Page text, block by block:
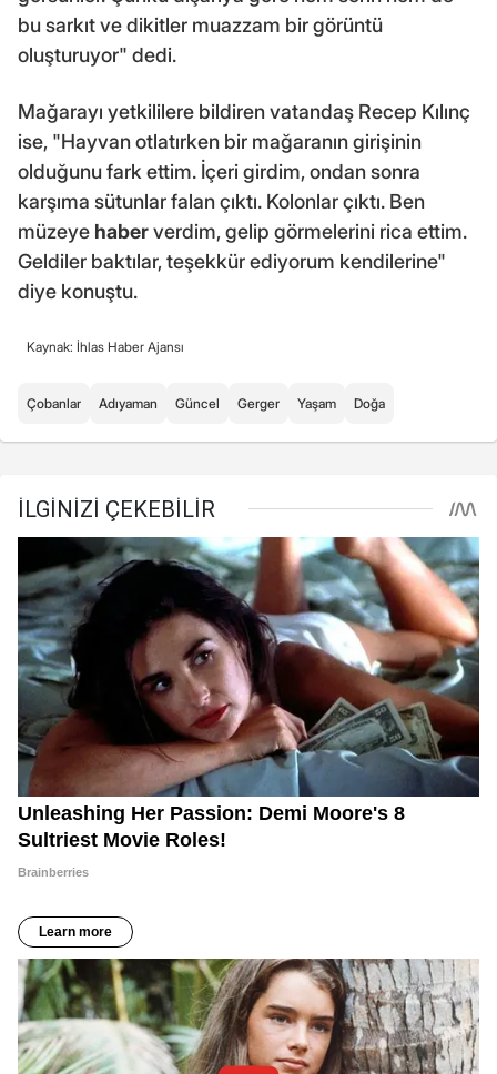
bu sarkıt ve dikitler muazzam bir görüntü
oluşturuyor" dedi.
Mağarayı yetkililere bildiren vatandaş Recep Kılınç
ise, "Hayvan otlatırken bir mağaranın girişinin
olduğunu fark ettim. İçeri girdim, ondan sonra
karşıma sütunlar falan çıktı. Kolonlar çıktı. Ben
müzeye haberverdim, gelip görmelerini rica ettim.
Geldiler baktılar, teşekkür ediyorum kendilerine"
diye konuştu.
Kaynak: İhlas Haber Ajansı
Çobanlar Adıyaman Güncel Gerger Yaşam Doğa